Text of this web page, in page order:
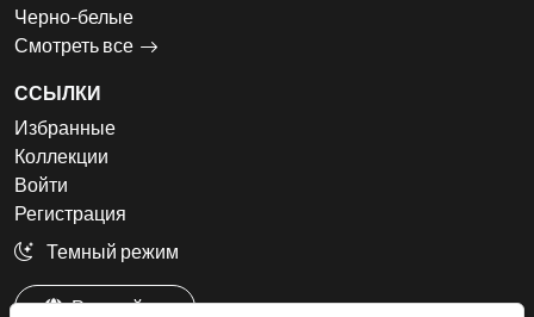
Черно-белые
Смотреть все
ССЫЛКИ
Избранные
Коллекции
Войти
Регистрация
Темный режим
Русский